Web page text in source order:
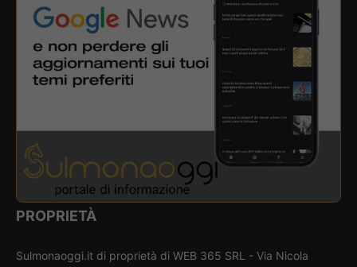
PROPRIETÀ
Sulmonaoggi.it di proprietà di WEB 365 SRL - Via Nicola